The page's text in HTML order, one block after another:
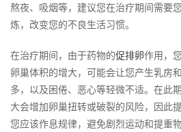
熬夜、吸烟等，建议您在治疗期间需要
炼，改变您的不良生活习惯。
在治疗期间，由于药物的促排卵作用，
卵巢体积的增大，可能会让您产生乳房
多，以及困倦、恶心等轻微不适。在此
大会增加卵巢扭转或破裂的风险，因此
您应该作息规律，避免剧烈运动和提重